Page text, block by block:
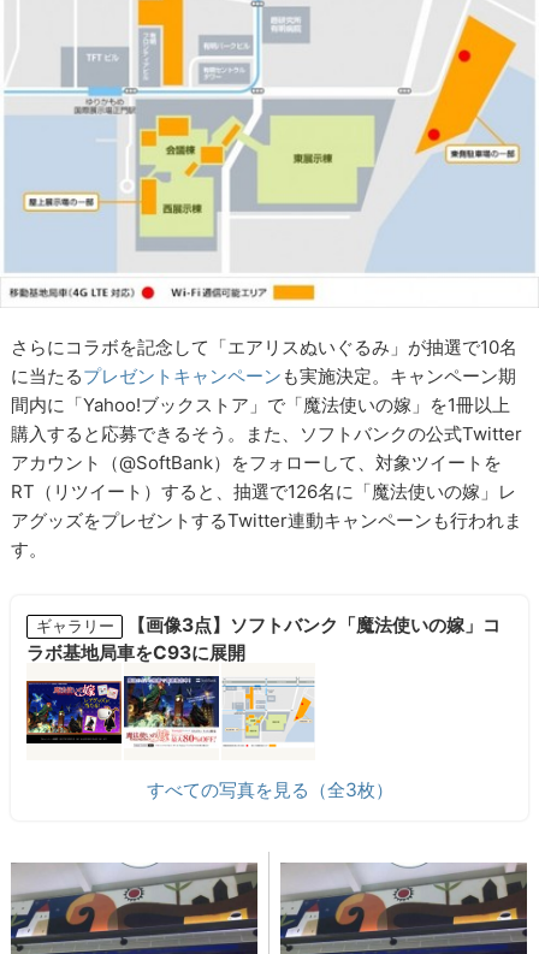
さらにコラボを記念して「エアリスぬいぐるみ」が抽選で10名
に当たるプレゼントキャンペーン も実施決定。キャンペーン期
間内に「Yahoo!ブックストア」で「魔法使いの嫁」を1冊以上
購入すると応募できるそう。また、ソフトバンクの公式Twitter
アカウント（@SoftBank）をフォローして、対象ツイートを
RT（リツイート）すると、抽選で126名に「魔法使いの嫁」レ
アグッズをプレゼントするTwitter連動キャンペーンも行われま
す。
ギャラリー
【画像3点】ソフトバンク「魔法使いの嫁」コ
ラボ基地局車をC93に展開
すべての写真を見る（全3枚）